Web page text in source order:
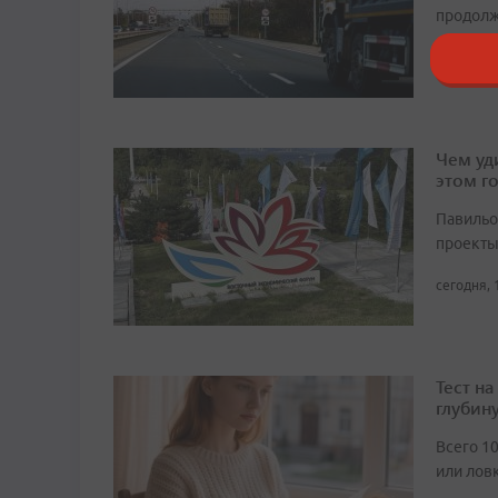
Чем
этом
сегодня,
Тест
Всего
или